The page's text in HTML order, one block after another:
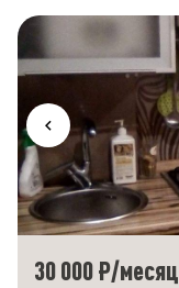
30 000 ₽/месяц